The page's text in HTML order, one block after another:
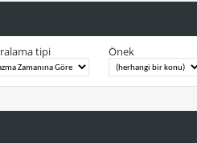
tipi Önek